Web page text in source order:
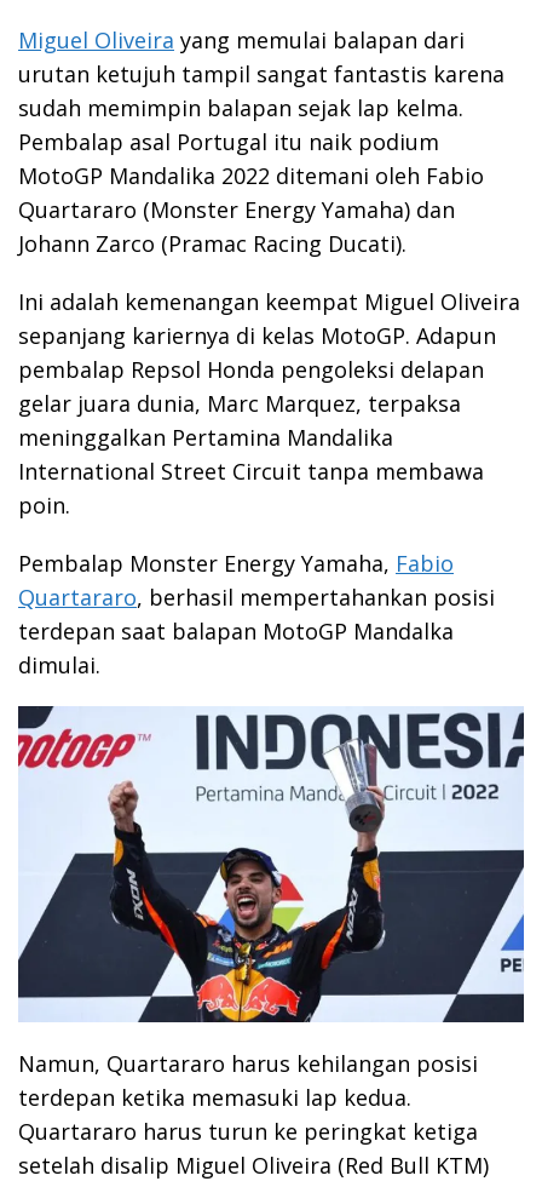
Miguel Oliveira yang memulai balapan dari
urutan ketujuh tampil sangat fantastis karena
sudah memimpin balapan sejak lap kelma.
Pembalap asal Portugal itu naik podium
MotoGP Mandalika 2022 ditemani oleh Fabio
Quartararo (Monster Energy Yamaha) dan
Johann Zarco (Pramac Racing Ducati).
Ini adalah kemenangan keempat Miguel Oliveira
sepanjang kariernya di kelas MotoGP. Adapun
pembalap Repsol Honda pengoleksi delapan
gelar juara dunia, Marc Marquez, terpaksa
meninggalkan Pertamina Mandalika
International Street Circuit tanpa membawa
poin.
Pembalap Monster Energy Yamaha, Fabio
Quartararo, berhasil mempertahankan posisi
terdepan saat balapan MotoGP Mandalka
dimulai.
Namun, Quartararo harus kehilangan posisi
terdepan ketika memasuki lap kedua.
Quartararo harus turun ke peringkat ketiga
setelah disalip Miguel Oliveira (Red Bull KTM)